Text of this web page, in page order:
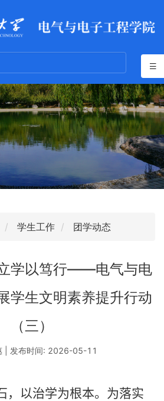
学生工作 团学动态
学以笃行——电气与电
学生文明素养提升行动
（三）
| 发布时间: 2026-05-11
，以治学为根本。为落实